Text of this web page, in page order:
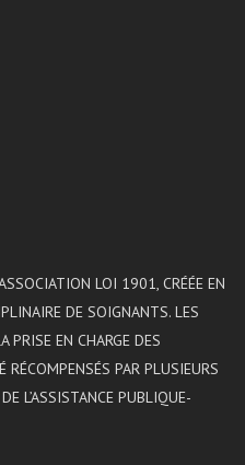
LOI 1901, CRÉÉE EN
DE SOIGNANTS. LES
PRISE EN CHARGE DES
PAR PLUSIEURS
L’ASSISTANCE PUBLIQUE-